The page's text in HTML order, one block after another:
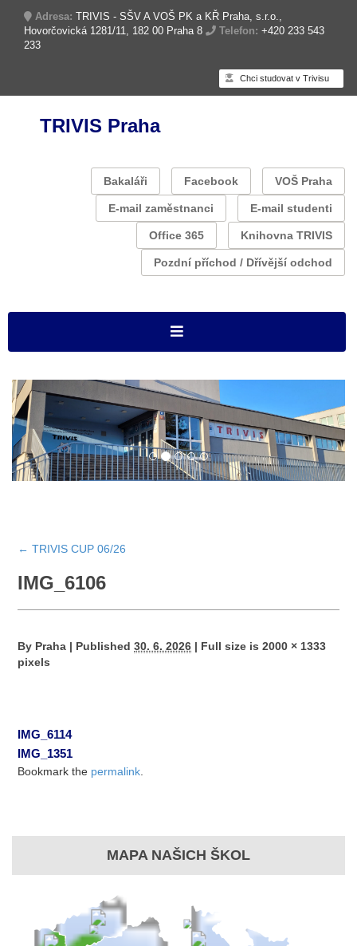
Adresa: TRIVIS - SŠV A VOŠ PK a KŘ Praha, s.r.o.,
Hovorčovická 1281/11, 182 00 Praha 8
Telefon: +420 233 543
233
Chci studovat v Trivisu
TRIVIS Praha
Bakaláři Facebook VOŠ Praha
E-mail zaměstnanci E-mail studenti
Office 365 Knihovna TRIVIS
Pozdní příchod / Dřívější odchod
← TRIVIS CUP 06/26
IMG_6106
By Praha | Published 30. 6. 2026 | Full size is2000 × 1333
pixels
IMG_6114
IMG_1351
Bookmark the permalink
MAPA NAŠICH ŠKOL